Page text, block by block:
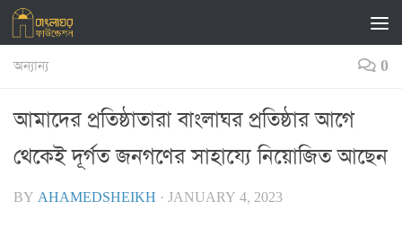
Skip to content
অন্যান্য 0
আমাদের প্রতিষ্ঠাতারা বাংলাঘর প্রতিষ্ঠার আগে
থেকেই দূর্গত জনগণের সাহায্যে নিয়োজিত আছেন
BY AHAMEDSHEIKH · JANUARY 4, 2023